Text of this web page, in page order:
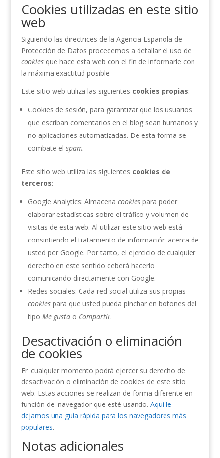
Cookies utilizadas en este sitio
web
Siguiendo las directrices de la Agencia Española de
Protección de Datos procedemos a detallar el uso de
cookiesque hace esta web con el fin de informarle con
la máxima exactitud posible.
Este sitio web utiliza las siguientes cookies propias:
Cookies de sesión, para garantizar que los usuarios
que escriban comentarios en el blog sean humanos y
no aplicaciones automatizadas. De esta forma se
combate el spam.
Este sitio web utiliza las siguientes cookies de
terceros:
Google Analytics: Almacena cookiespara poder
elaborar estadísticas sobre el tráfico y volumen de
visitas de esta web. Al utilizar este sitio web está
consintiendo el tratamiento de información acerca de
usted por Google. Por tanto, el ejercicio de cualquier
derecho en este sentido deberá hacerlo
comunicando directamente con Google.
Redes sociales: Cada red social utiliza sus propias
cookiespara que usted pueda pinchar en botones del
tipo Me gustao Compartir.
Desactivación o eliminación
de cookies
En cualquier momento podrá ejercer su derecho de
desactivación o eliminación de cookies de este sitio
web. Estas acciones se realizan de forma diferente en
función del navegador que esté usando. Aquí le
dejamos una guía rápida para los navegadores más
populares.
Notas adicionales